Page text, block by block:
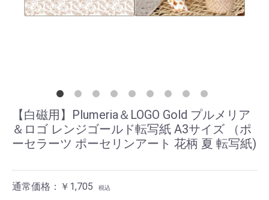
【白磁用】Plumeria＆LOGO Gold プルメリア
＆ロゴ レンジゴールド転写紙 A3サイズ （ポ
ーセラーツ ポーセリンアート 花柄 夏 転写紙)
通常価格：￥1,705 税込